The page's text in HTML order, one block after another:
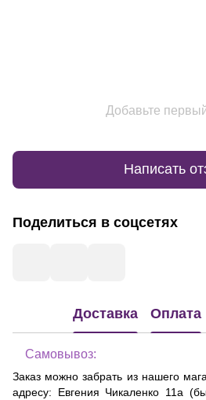
Добавьте
Написать
Поделиться в соцсетях
Доставка Оплата
Самовывоз:
Заказ можно забрать из нашего
адресу: Евгения Чикаленко 11а